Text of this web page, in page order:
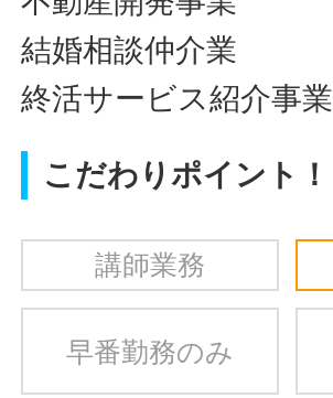
結婚相談仲介業
終活サービス紹介事業
こだわりポイント！
講師業務
早番勤務のみ